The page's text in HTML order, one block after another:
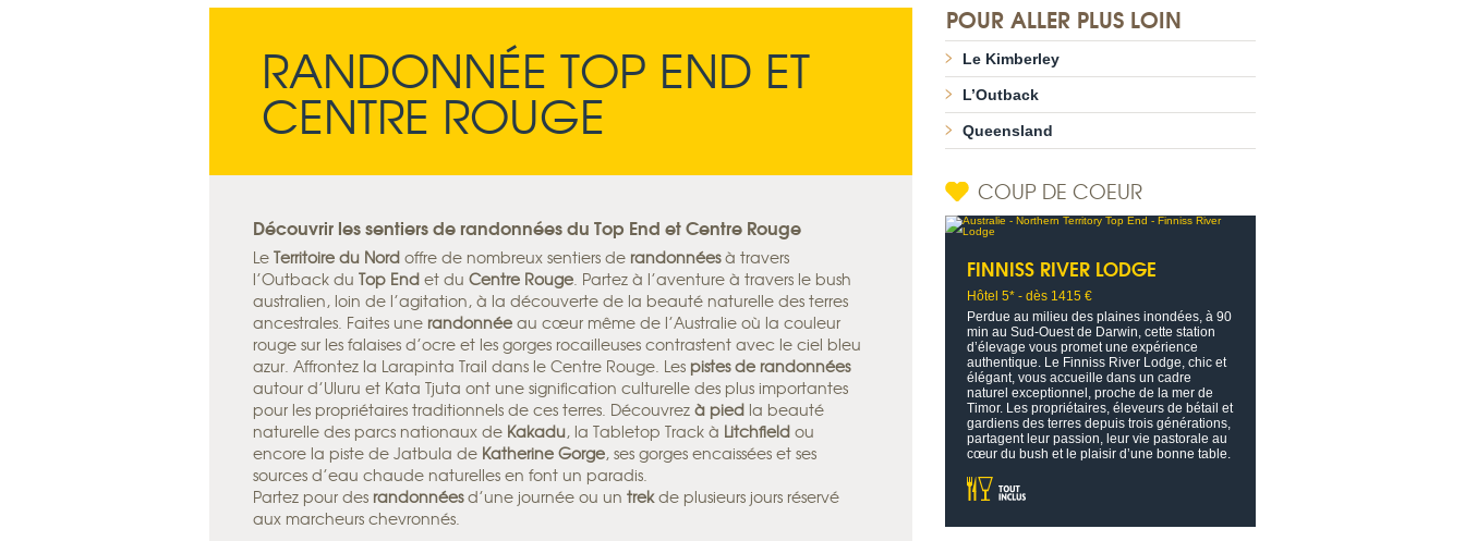
RANDONNÉE TOP END ET
CENTRE ROUGE
Découvrir les sentiers de randonnées du Top End et Centre Rouge
Le Territoire du Nord offre de nombreux sentiers de randonnéesà travers
l’Outback du Top End et du Centre Rouge. Partez à l’aventure à travers le bush
australien, loin de l’agitation, à la découverte de la beauté naturelle des terres
ancestrales. Faites une randonnée au cœur même de l’Australie où la couleur
rouge sur les falaises d’ocre et les gorges rocailleuses contrastent avec le ciel bleu
azur. Affrontez la Larapinta Trail dans le Centre Rouge. Les pistes de randonnées
autour d’Uluru et Kata Tjuta ont une signification culturelle des plus importantes
pour les propriétaires traditionnels de ces terres. Découvrez à pied la beauté
naturelle des parcs nationaux de Kakadu, la Tabletop Track à Litchfield ou
encore la piste de Jatbula de Katherine Gorge, ses gorges encaissées et ses
sources d’eau chaude naturelles en font un paradis.
Partez pour des randonnéesd’une journée ou un trekde plusieurs jours réservé
aux marcheurs chevronnés.
POUR ALLER PLUS LOIN
Le Kimberley
L’Outback
Queensland
COUP DE COEUR
FINNISS RIVER LODGE
Hôtel 5* - dès 1415 €
Perdue au milieu des plaines inondées, à 90
min au Sud-Ouest de Darwin, cette station
d’élevage vous promet une expérience
authentique. Le Finniss River Lodge, chic et
élégant, vous accueille dans un cadre
naturel exceptionnel, proche de la mer de
Timor. Les propriétaires, éleveurs de bétail et
gardiens des terres depuis trois générations,
partagent leur passion, leur vie pastorale au
cœur du bush et le plaisir d’une bonne table.